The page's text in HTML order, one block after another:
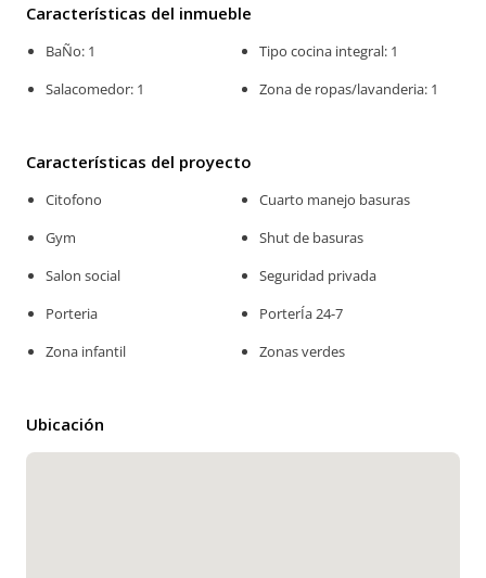
Características del inmueble
BaÑo: 1
Salacomedor: 1
Tipo cocina integral: 1
Zona de ropas/lavanderia: 1
Características del proyecto
Citofono
Gym
Salon social
Porteria
Zona infantil
Cuarto manejo basuras
Shut de basuras
Seguridad privada
PorterÍa 24-7
Zonas verdes
Ubicación